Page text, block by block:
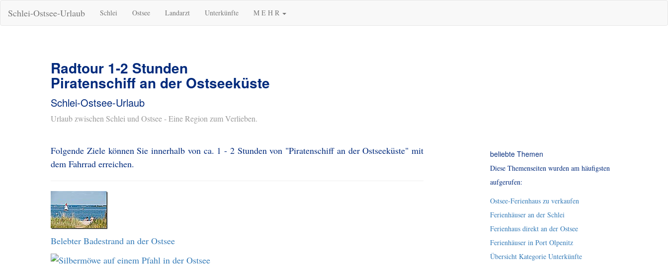
Schlei-Ostsee-Urlaub Schlei Ostsee Landarzt Unterkünfte M E H R
Radtour 1-2 Stunden
Piratenschiff an der Ostseeküste
Schlei-Ostsee-Urlaub
Urlaub zwischen Schlei und Ostsee - Eine Region zum Verlieben.
Folgende Ziele können Sie innerhalb von ca. 1 - 2 Stunden von "Piratenschiff an der Ostseeküste" mit
dem Fahrrad erreichen.
Belebter Badestrand an der Ostsee
beliebte Themen
Diese Themenseiten wurden am häufigsten
aufgerufen:
Ostsee-Ferienhaus zu verkaufen
Ferienhäuser an der Schlei
Ferienhaus direkt an der Ostsee
Ferienhäuser in Port Olpenitz
Übersicht Kategorie Unterkünfte